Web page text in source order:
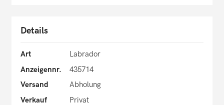
Details
Art
Labrador
Anzeigennr.
435714
Versand
Abholung
Verkauf
Privat